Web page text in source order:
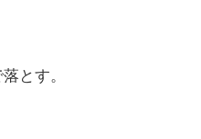
とす。